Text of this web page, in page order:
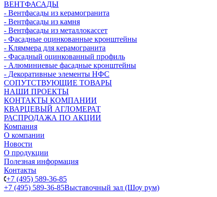
ВЕНТФАСАДЫ
- Вентфасады из керамогранита
- Вентфасады из камня
- Вентфасады из металлокассет
- Фасадные оцинкованные кронштейны
- Кляммера для керамогранита
- Фасадный оцинкованный профиль
- Алюминиевые фасадные кронштейны
- Декоративные элементы НФС
СОПУТСТВУЮЩИЕ ТОВАРЫ
НАШИ ПРОЕКТЫ
КОНТАКТЫ КОМПАНИИ
КВАРЦЕВЫЙ АГЛОМЕРАТ
РАСПРОДАЖА ПО АКЦИИ
Компания
О компании
Новости
О продукции
Полезная информация
Контакты
+7 (495) 589-36-85
+7 (495) 589-36-85Выставочный зал (Шоу рум)